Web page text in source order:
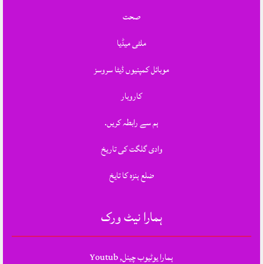
صحت
ملٹی میڈیا
موبائل کمپنیوں ڈیٹا سروسز
کاروبار
ہم سے رابطہ کریں.
وادی گلگت کی تاریخ
ضلع ہنزہ کا تایخ
ہمارا نیٹ ورک
ہمارا یوٹیوب چینل, Youtub